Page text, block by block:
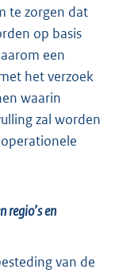
te zorgen dat
op basis
een
het verzoek
waarin
zal worden
regio’s en
van de